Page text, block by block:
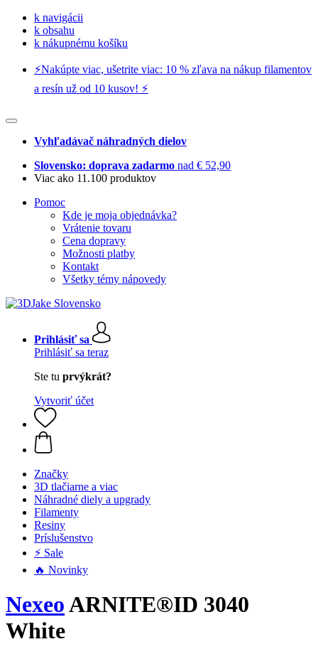
k navigácii
k obsahu
k nákupnému košíku
⚡️Nakúpte viac, ušetrite viac: 10 % zľava na nákup filamentov
a resín už od 10 kusov! ⚡️
Vyhľadávač náhradných dielov
Slovensko: doprava zadarmo nad € 52,90
Viac ako 11.100 produktov
Pomoc
Kde je moja objednávka?
Vrátenie tovaru
Cena dopravy
Možnosti platby
Kontakt
Všetky témy nápovedy
Prihlásiť sa
Prihlásiť sa teraz
Ste tu prvýkrát?
Vytvoriť účet
Značky
3D tlačiarne a viac
Náhradné diely a upgrady
Filamenty
Resiny
Príslušenstvo
⚡ Sale
🔥 Novinky
NexeoARNITE®ID 3040
White